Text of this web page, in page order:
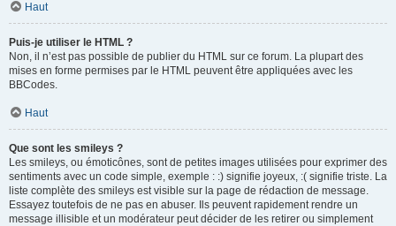
Haut
Puis-je utiliser le HTML ?
Non, il n’est pas possible de publier du HTML sur ce forum. La plupart des
mises en forme permises par le HTML peuvent être appliquées avec les
BBCodes.
Haut
Que sont les smileys ?
Les smileys, ou émoticônes, sont de petites images utilisées pour exprimer des
sentiments avec un code simple, exemple : :) signifie joyeux, :( signifie triste. La
liste complète des smileys est visible sur la page de rédaction de message.
Essayez toutefois de ne pas en abuser. Ils peuvent rapidement rendre un
message illisible et un modérateur peut décider de les retirer ou simplement